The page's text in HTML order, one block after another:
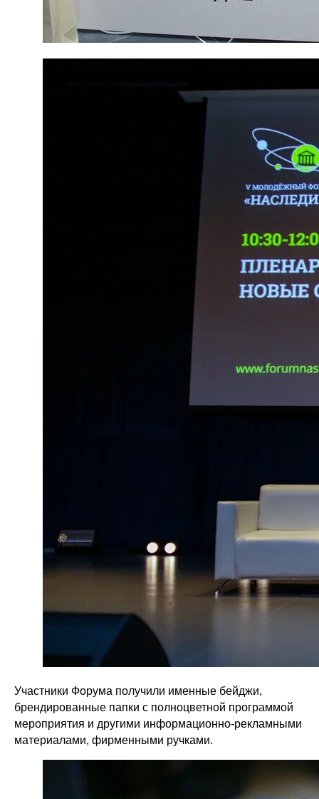
Участники Форума получили именные бейджи,
брендированные папки с полноцветной программой
мероприятия и другими информационно-рекламными
материалами, фирменными ручками.